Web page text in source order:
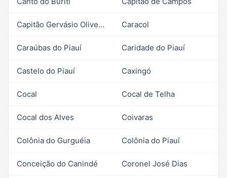
Capitão Gervásio Oliveira Caracol
Caraúbas do Piauí Caridade do Piauí
Castelo do Piauí Caxingó
Cocal Cocal de Telha
Cocal dos Alves Coivaras
Colônia do Gurguéia Colônia do Piauí
Conceição do Canindé Coronel José Dias